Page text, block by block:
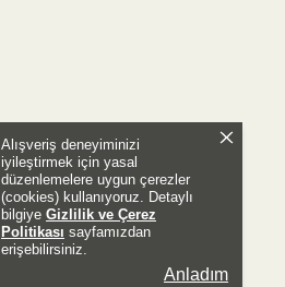
Alışveriş deneyiminizi
iyileştirmek için yasal
düzenlemelere uygun çerezler
(cookies) kullanıyoruz. Detaylı
bilgiye Gizlilik ve Çerez
Politikası sayfamızdan
erişebilirsiniz.
Anladım